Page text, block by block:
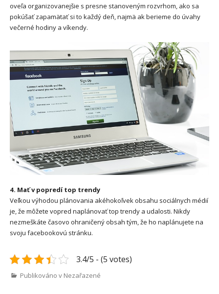
oveľa organizovanejšie s presne stanoveným rozvrhom, ako sa
pokúšať zapamätať si to každý deň, najmä ak berieme do úvahy
večerné hodiny a víkendy.
4. Mať v popredí top trendy
Veľkou výhodou plánovania akéhokoľvek obsahu sociálnych médií
je, že môžete vopred naplánovať top trendy a udalosti. Nikdy
nezmeškáte časovo ohraničený obsah tým, že ho naplánujete na
svoju facebookovú stránku.
3.4/5 - (5 votes)
Publikováno v Nezařazené